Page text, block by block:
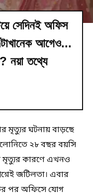
সেদিনই অফিস
আগেও...
নয়া তথ্যে
মৃত্যুর ঘটনায় বাড়ছে
২৮ বছর বয়সি
মৃত্যুর কারণে এখনও
জটিলতা। এবার
পর অফিসে যোগ